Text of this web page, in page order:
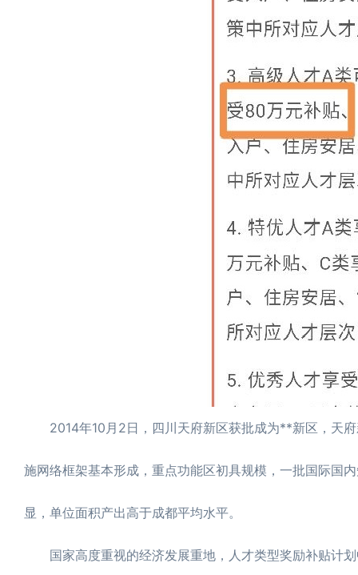
2014年10月2日，四川天府新区获批成为**新区，天府
施网络框架基本形成，重点功能区初具规模，一批国际国
显，单位面积产出高于成都平均水平。
国家高度重视的经济发展重地，人才类型奖励补贴计划